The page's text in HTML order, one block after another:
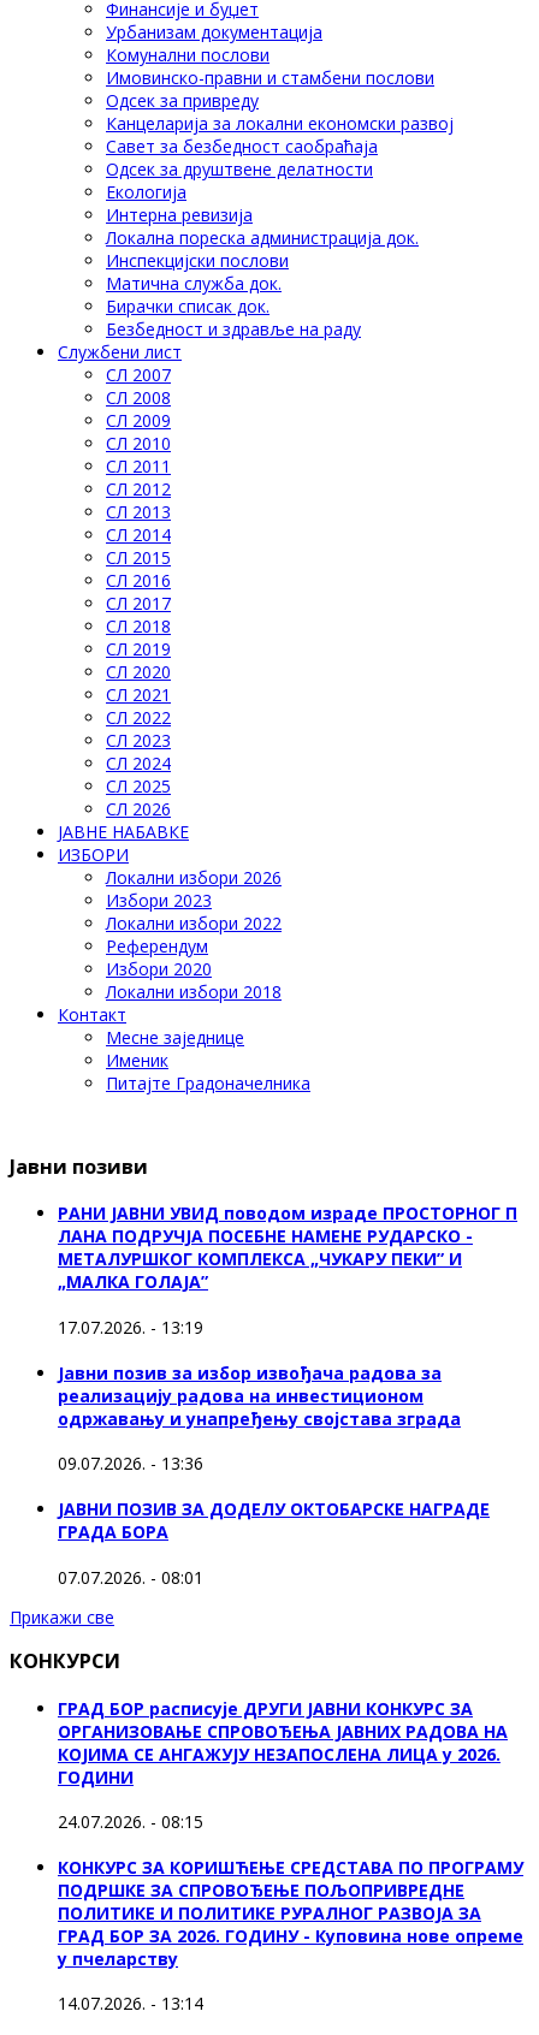
Финансије и буџет
Урбанизам документација
Комунални послови
Имовинско-правни и стамбени послови
Одсек за привреду
Канцеларија за локални економски развој
Савет за безбедност саобраћаја
Одсек за друштвене делатности
Eкологија
Интерна ревизија
Локална пореска администрација док.
Инспекцијски послови
Матична служба док.
Бирачки списак док.
Безбедност и здравље на раду
Службени лист
СЛ 2007
СЛ 2008
СЛ 2009
СЛ 2010
СЛ 2011
СЛ 2012
СЛ 2013
СЛ 2014
СЛ 2015
СЛ 2016
СЛ 2017
СЛ 2018
СЛ 2019
СЛ 2020
СЛ 2021
СЛ 2022
СЛ 2023
СЛ 2024
СЛ 2025
СЛ 2026
ЈАВНЕ НАБАВКЕ
ИЗБОРИ
Локални избори 2026
Избори 2023
Локални избори 2022
Референдум
Избори 2020
Локални избори 2018
Контакт
Месне заједнице
Именик
Питајте Градоначелника
Јавни позиви
РАНИ ЈАВНИ УВИД поводом израде ПРОСТОРНОГ П
ЛАНА ПОДРУЧЈА ПОСЕБНЕ НАМЕНЕ РУДАРСКО -
МЕТАЛУРШКОГ КОМПЛЕКСА „ЧУКАРУ ПЕКИ” И
„МАЛКА ГОЛАЈА”
17.07.2026. - 13:19
Јавни позив за избор извођача радова за
реализацију радова на инвестиционом
одржавању и унапређењу својстава зграда
09.07.2026. - 13:36
ЈАВНИ ПОЗИВ ЗА ДОДЕЛУ ОКТOБАРСКЕ НАГРАДЕ
ГРАДА БОРА
07.07.2026. - 08:01
Прикажи све
КОНКУРСИ
ГРАД БОР расписује ДРУГИ ЈАВНИ КОНКУРС ЗА
ОРГАНИЗОВАЊЕ СПРОВОЂЕЊА ЈАВНИХ РАДОВА НА
КОЈИМА СЕ АНГАЖУЈУ НЕЗАПОСЛЕНА ЛИЦА у 2026.
ГОДИНИ
24.07.2026. - 08:15
КОНКУРС ЗА КОРИШЋЕЊЕ СРЕДСТАВА ПО ПРОГРАМУ
ПОДРШКЕ ЗА СПРОВОЂЕЊЕ ПОЉОПРИВРЕДНЕ
ПОЛИТИКЕ И ПОЛИТИКЕ РУРАЛНОГ РАЗВОЈА ЗА
ГРАД БОР ЗА 2026. ГОДИНУ - Куповина нове опреме
у пчеларству
14.07.2026. - 13:14